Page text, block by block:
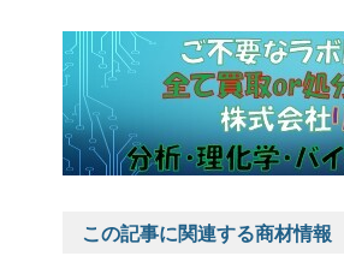
この記事に関連する商材情報